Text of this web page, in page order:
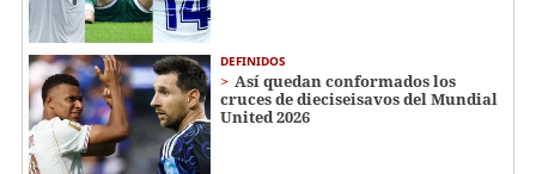
DEFINIDOS
Así quedan conformados los
cruces de dieciseisavos del Mundial
United 2026